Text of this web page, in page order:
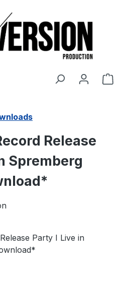
Release
Spremberg